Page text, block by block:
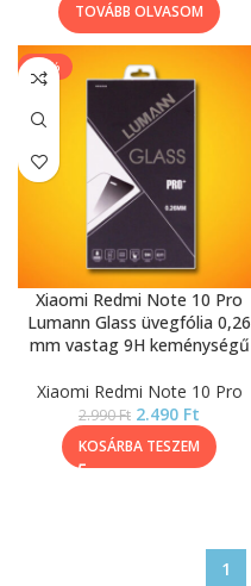
TOVÁBB OLVASOM
-17%
Xiaomi Redmi Note 10 Pro
Lumann Glass üvegfólia 0,26
mm vastag 9H keménységű
Xiaomi Redmi Note 10 Pro
2.990Ft 2.490 Ft
KOSÁRBA TESZEM
1